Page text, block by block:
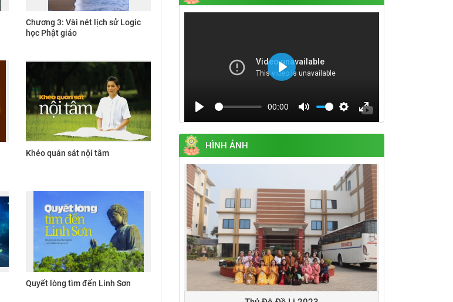
Chương 3: Vài nét lịch sử Logic
học Phật giáo
Khéo quán sát nội tâm
Quyết lòng tìm đến Linh Sơn
00:00
Settings
Enter
fullscreen
Play
HÌNH ẢNH